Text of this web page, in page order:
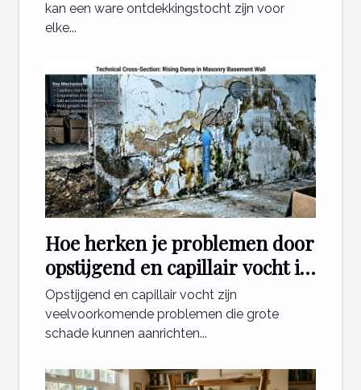
kan een ware ontdekkingstocht zijn voor
elke...
Hoe herken je problemen door
opstijgend en capillair vocht in
je woning?
Opstijgend en capillair vocht zijn
veelvoorkomende problemen die grote
schade kunnen aanrichten...